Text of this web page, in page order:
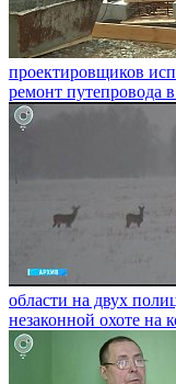
проектировщиков
ремонт путепровода
области на двух
незаконной охоте на